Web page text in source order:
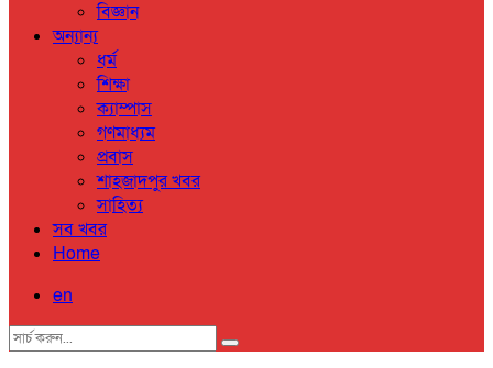
বিজ্ঞান
অন্যান্য
ধর্ম
শিক্ষা
ক্যাম্পাস
গণমাধ্যম
প্রবাস
শাহজাদপুর খবর
সাহিত্য
সব খবর
Home
en